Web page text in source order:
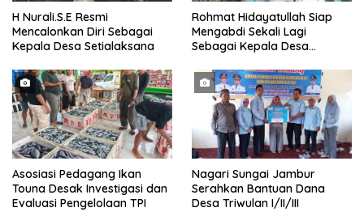
H Nurali.S.E Resmi
Mencalonkan Diri Sebagai
Kepala Desa Setialaksana
Rohmat Hidayatullah Siap
Mengabdi Sekali Lagi
Sebagai Kepala Desa
Asosiasi Pedagang Ikan
Touna Desak Investigasi dan
Evaluasi Pengelolaan TPI
Nagari Sungai Jambur
Serahkan Bantuan Dana
Desa Triwulan I/II/III